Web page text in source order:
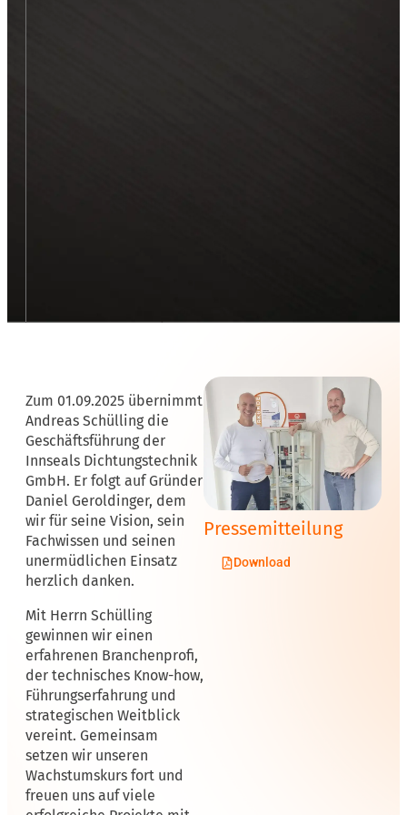
Pressemitteilung
Download
Zum 01.09.2025 übernimmt
Andreas Schülling die
Geschäftsführung der
Innseals Dichtungstechnik
GmbH. Er folgt auf Gründer
Daniel Geroldinger, dem
wir für seine Vision, sein
Fachwissen und seinen
unermüdlichen Einsatz
herzlich danken.
Mit Herrn Schülling
gewinnen wir einen
erfahrenen Branchenprofi,
der technisches Know-how,
Führungserfahrung und
strategischen Weitblick
vereint. Gemeinsam
setzen wir unseren
Wachstumskurs fort und
freuen uns auf viele